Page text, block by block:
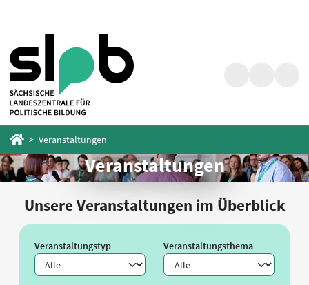
springen
springen
Startseite
Veranstaltungen
Veranstaltungen
Unsere Veranstaltungen im Überblick
Veranstaltungstyp Veranstaltungsthema